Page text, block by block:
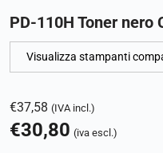
PD-110H Toner
Visualizza stampanti
€37,58 (IVA incl.)
€30,80 (iva escl.)